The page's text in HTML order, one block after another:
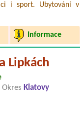
i sport. Ubytování v
Informace
Lipkách
Okres Klatovy